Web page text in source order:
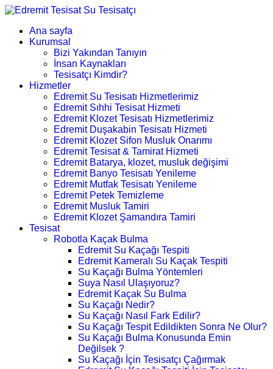
Ana sayfa
Kurumsal
Bizi Yakından Tanıyın
İnsan Kaynakları
Tesisatçı Kimdir?
Hizmetler
Edremit Su Tesisatı Hizmetlerimiz
Edremit Sıhhi Tesisat Hizmeti
Edremit Klozet Tesisatı Hizmetlerimiz
Edremit Duşakabin Tesisatı Hizmeti
Edremit Klozet Sifon Musluk Onarımı
Edremit Tesisat & Tamirat Hizmeti
Edremit Batarya, klozet, musluk değişimi
Edremit Banyo Tesisatı Yenileme
Edremit Mutfak Tesisatı Yenileme
Edremit Petek Temizleme
Edremit Musluk Tamiri
Edremit Klozet Şamandıra Tamiri
Tesisat
Robotla Kaçak Bulma
Edremit Su Kaçağı Tespiti
Edremit Kameralı Su Kaçak Tespiti
Su Kaçağı Bulma Yöntemleri
Suya Nasıl Ulaşıyoruz?
Edremit Kaçak Su Bulma
Su Kaçağı Nedir?
Su Kaçağı Nasıl Fark Edilir?
Su Kaçağı Tespit Edildikten Sonra Ne Olur?
Su Kaçağı Bulma Konusunda Emin
Değilsek ?
Su Kaçağı İçin Tesisatçı Çağırmak